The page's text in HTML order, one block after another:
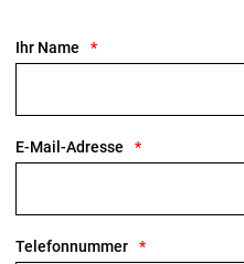
Ihr Name
E-Mail-Adresse
Telefonnummer